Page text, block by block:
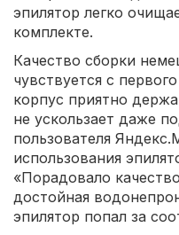
эпилятор легко
комплекте.
Качество сборки
чувствуется с
корпус приятно
не ускользает даже
пользователя
использования
«Порадовало
достойная
эпилятор попал за